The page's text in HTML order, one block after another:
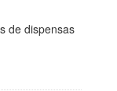
de dispensas